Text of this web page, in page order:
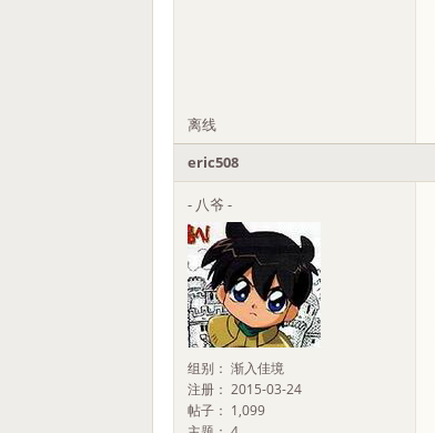
离线
eric508
- 八爷 -
组别： 渐入佳境
注册： 2015-03-24
帖子： 1,099